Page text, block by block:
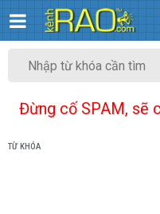
Đừng cố SPAM, sẽ
TỪ KHÓA